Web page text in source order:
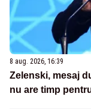
8 aug. 2026, 16:39
Zelenski, mesaj
nu are timp